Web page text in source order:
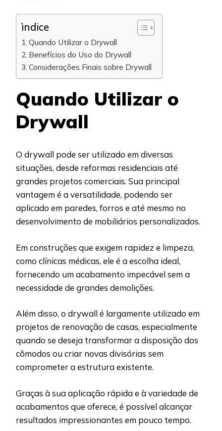
ìndice
Quando Utilizar o Drywall
Benefícios do Uso do Drywall
Considerações Finais sobre Drywall
Quando Utilizar o
Drywall
O drywall pode ser utilizado em diversas
situações, desde reformas residenciais até
grandes projetos comerciais. Sua principal
vantagem é a versatilidade, podendo ser
aplicado em paredes, forros e até mesmo no
desenvolvimento de mobiliários personalizados.
Em construções que exigem rapidez e limpeza,
como clínicas médicas, ele é a escolha ideal,
fornecendo um acabamento impecável sem a
necessidade de grandes demolições.
Além disso, o drywall é largamente utilizado em
projetos de renovação de casas, especialmente
quando se deseja transformar a disposição dos
cômodos ou criar novas divisórias sem
comprometer a estrutura existente.
Graças à sua aplicação rápida e à variedade de
acabamentos que oferece, é possível alcançar
resultados impressionantes em pouco tempo.